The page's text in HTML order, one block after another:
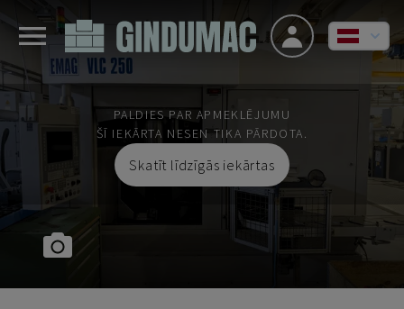
PALDIES PAR APMEKLĒJUMU
ŠĪ IEKĀRTA NESEN TIKA PĀRDOTA.
Skatīt līdzīgās iekārtas